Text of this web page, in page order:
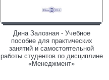
Дина Залозная - Учебное
пособие для практических
занятий и самостоятельной
работы студентов по дисциплине
«Менеджмент»